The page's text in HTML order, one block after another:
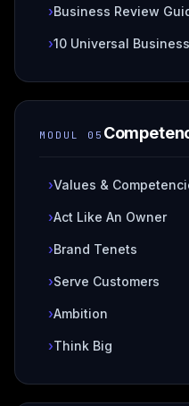
›Business Review
›10 Universal
MODUL 05
›Values &
›Act Like An Owner
›Brand Tenets
›Serve Customers
›Ambition
›Think Big